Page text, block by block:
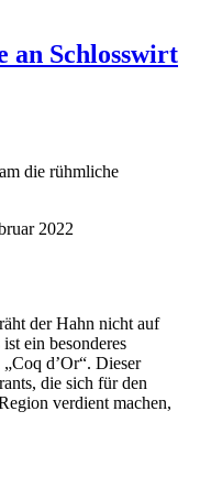
an Schlosswirt
die rühmliche
2022
der Hahn nicht auf
ist ein besonderes
d’Or“. Dieser
die sich für den
verdient machen,